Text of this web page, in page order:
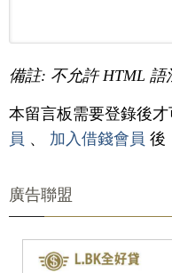
備註: 不允許 HTML 語
本留言板需要登錄後才
員 、 加入借錢會員 後
廣告聯盟